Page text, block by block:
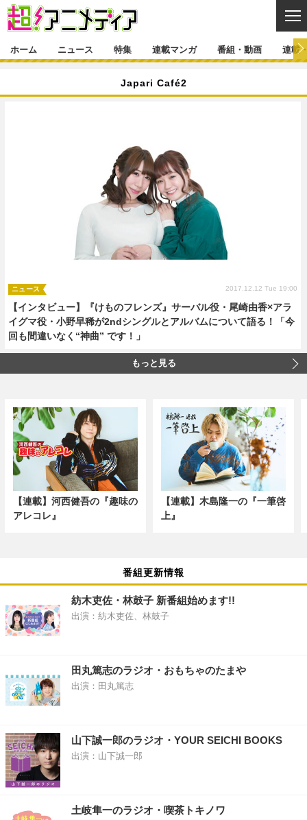
声優 コスプレ
新帝スタ
番組・動画一覧
動画
連載・ブログ一覧 コラム
編集部ブログ・お知らせ
ホーム ニュース 特集 連載マンガ 番組・動画 連載
Japari Café2
【インタビュー】『けものフレンズ』サーバル役・尾崎由香×アラ
イグマ役・小野早稀が2ndシングルとアルバムについて語る！「今
回も間違いなく“神曲” です！」
ニュース 2017.12.12 Tue 19:00
もっと見る
【連載】河西健吾の『趣味の
アレコレ』
【連載】木島隆一の『一筆啓
上』
番組更新情報
紡木吏佐・林鼓子 新番組始めます!!
出演：紡木吏佐、林鼓子
田丸篤志のラジオ・おもちゃのたまや
出演：田丸篤志
山下誠一郎のラジオ・YOUR SEICHI BOOKS
出演：山下誠一郎
土岐隼一のラジオ・喫茶トキノワ